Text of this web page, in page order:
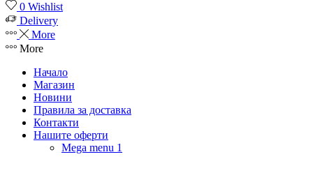
0 Wishlist
Delivery
More
More
Начало
Магазин
Новини
Правила за доставка
Контакти
Нашите оферти
Mega menu 1